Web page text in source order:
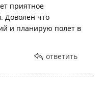
приятное
Доволен что
и планирую полет в
ответить